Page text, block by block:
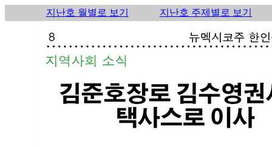
지난호 월별로 보기 지난호 주제별로 보기